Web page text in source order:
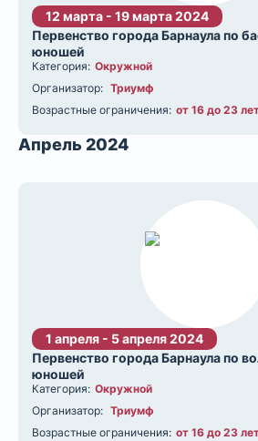
12 марта - 19 марта 2024
Первенство города Барнаула по
юношей
Категория: Окружной
Организатор: Триумф
Возрастные ограничения: от 16 до 23
Апрель 2024
1 апреля - 5 апреля 2024
Первенство города Барнаула по
юношей
Категория: Окружной
Организатор: Триумф
Возрастные ограничения: от 16 до 23